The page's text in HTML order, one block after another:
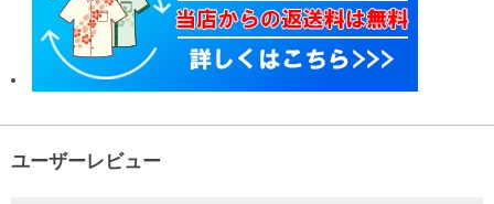
ユーザーレビュー